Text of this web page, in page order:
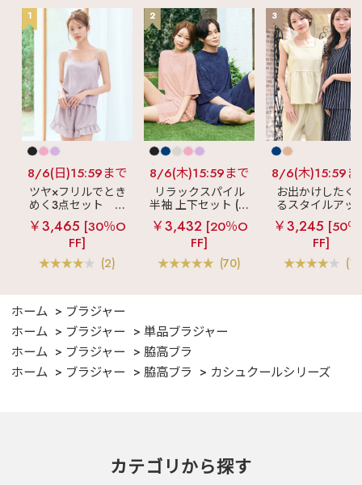
〗
♡┈┈┈┈┈┈┈┈┈
┈┈┈┈┈┈┈┈┈┈
┈♡ #aimerfeel #エ
メフィール #ランジ
ェリーブランド #ラン
ジェリーショップ #下
着通販 #大人可愛い #
下着選び #可愛いブラ
#デートコーデ #ラン
ジェリーコーデ #美意
識 #ブラ選び #見えな
いおしゃれ #ランジェ
リーから始めるおしゃ
れ #かわいいランジェ
リー #推し色 #推し活
#大人エレガント #垢
ャー #ランジェリー #
大人ガーリー #トレン
1
8/6(日)15:59まで
ツヤ×フリルでとき
めく3点セット
シ
ルキー ショートパ
ンツ 3点セット
￥3,465 [30％O
FF]
(2)
2
8/6(木)15:59まで
リラックスパイル
半袖 上下セット (男
女兼用サイズ)
￥3,432 [20％O
FF]
(70)
3
8/6(木)15:59ま
お出かけしたく
るスタイルアッ
見え
ストライ
フリル ロングパ
ツ 綿混 上下セ
￥3,245 [50
FF]
(1)
ホーム
ブラジャー
ホーム
ブラジャー
単品ブラジャー
ホーム
ブラジャー
脇高ブラ
ホーム
ブラジャー 脇高ブラ カシュクールシリーズ
カテゴリから探す